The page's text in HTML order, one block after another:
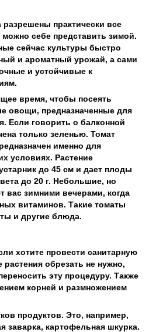
практически все
себе представить зимой.
сейчас культуры быстро
и ароматный урожай, а сами
и устойчивые к
время, чтобы посеять
овощи, предназначенные для
Если говорить о балконной
только зеленью. Томат
именно для
условиях. Растение
до 45 см и дает плоды
до 20 г. Небольшие, но
вас зимними вечерами, когда
витаминов. Такие томаты
и другие блюда.
хотите провести санитарную
обрезать не нужно,
эту процедуру. Также
корней и размножением
продуктов. Это, например,
заварка, картофельная шкурка.